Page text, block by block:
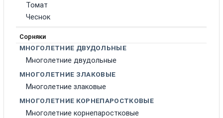
Томат
Чеснок
Сорняки
МНОГОЛЕТНИЕ ДВУДОЛЬНЫЕ
Многолетние двудольные
МНОГОЛЕТНИЕ ЗЛАКОВЫЕ
Многолетние злаковые
МНОГОЛЕТНИЕ КОРНЕПАРОСТКОВЫЕ
Многолетние корнепаростковые